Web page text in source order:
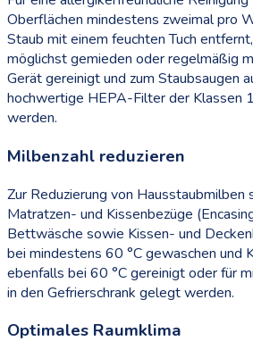
Oberflächen mindestens zweimal pro
Staub mit einem feuchten Tuch
möglichst gemieden oder regelmäßig
Gerät gereinigt und zum Staubsaugen
hochwertige HEPA-Filter der Klassen
werden.
Milbenzahl reduzieren
Zur Reduzierung von
Matratzen- und Kissenbezüge
Bettwäsche sowie Kissen- und
bei mindestens 60 °C gewaschen und
ebenfalls bei 60 °C gereinigt oder für
in den Gefrierschrank gelegt werden.
Optimales Raumklima